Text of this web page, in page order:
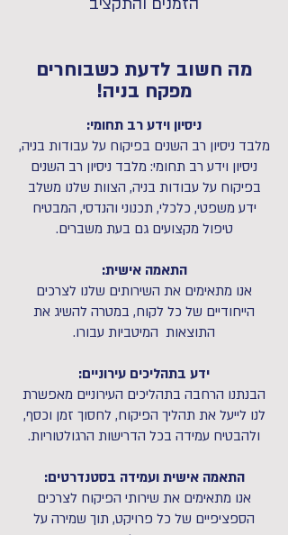
מה חשוב לדעת כשבוחרים
מפקח בניה!
ניסיון וידע רב תחומי:
מלבד ניסיון רב השנים בפיקוח על עבודות בניה,
ניסיון וידע רב תחומי: מלבד ניסיון רב השנים
בפיקוח על עבודות בניה, הצוות שלנו משלב
ידע משפטי, כלכלי, תכנוני והנדסי, המבטיח
טיפול מקצועים גם בעת משברים.
התאמה אישית:
אנו מתאימים את השירותים שלנו לצרכים
הייחודיים של כל לקוח, במטרה להשיג את
התוצאות המיטביות עבורו.
ידע בתהליכים עירוניים:
הבנתנו הרחבה בתהליכים העירוניים מאפשרת
לנו לייעל את תהליך הפיקוח, לחסוך זמן וכסף,
ולהבטיח עמידה בכל הדרישות הרגולטוריות.
התאמה אישית ועמידה בסטנדרטים:
אנו מתאימים את שירותי הפיקוח לצרכים
הספציפיים של כל פרויקט, תוך שמירה על